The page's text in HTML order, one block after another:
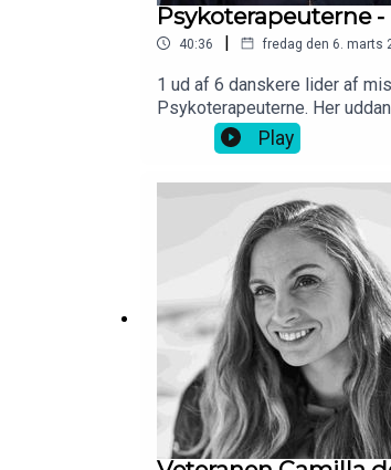
Psykoterapeuterne
40:36 | fredag den 6. marts
1 ud af 6 danskere lider af
Psykoterapeuterne. Her
undervisning er ikke for
andetsteds med at tilbyde
for 10 % af
Play